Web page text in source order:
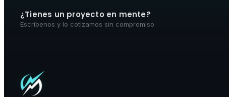
¿Tienes un proyecto en mente?
Escríbenos y lo cotizamos sin compromiso